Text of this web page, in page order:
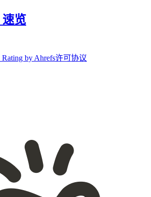
览
by Ahrefs许可协议